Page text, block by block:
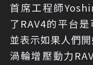
首席工程師
了RAV4的平台
並表示如果人們
渦輪增壓動力